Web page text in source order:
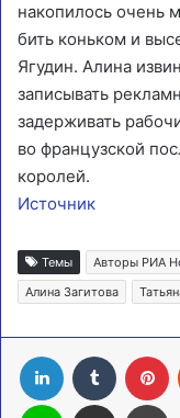
накопилось очень
бить коньком и
Ягудин. Алина
записывать
задерживать
во французской
королей.
Источник
Темы Авторы РИА
Алина Загитова
LinkedIn Tumblr
Line Поделиться через электронную почту